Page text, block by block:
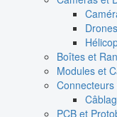
Boîtes et
Modules et
PCB et